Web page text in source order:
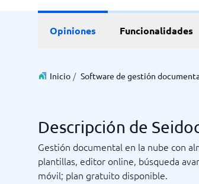
Opiniones Funcionalidades
Inicio / Software de gestión
Descripción de
Gestión documental en la nube con
plantillas, editor online, búsqueda
móvil; plan gratuito disponible.